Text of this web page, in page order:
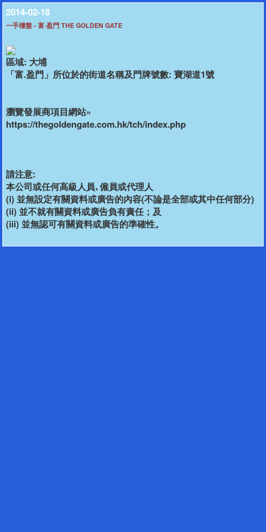
2014-02-18
一手樓盤 - 富‧盈門 THE GOLDEN GATE
區域: 大埔
「富.盈門」所位於的街道名稱及門牌號數: 寶湖道1號
瀏覽發展商項目網站»
https://thegoldengate.com.hk/tch/index.php
請注意:
本公司或任何高級人員､僱員或代理人
(i) 並無設定有關資料或廣告的內容(不論是全部或其中任何部分)
(ii) 並不就有關資料或廣告負有責任；及
(iii) 並無認可有關資料或廣告的準確性。